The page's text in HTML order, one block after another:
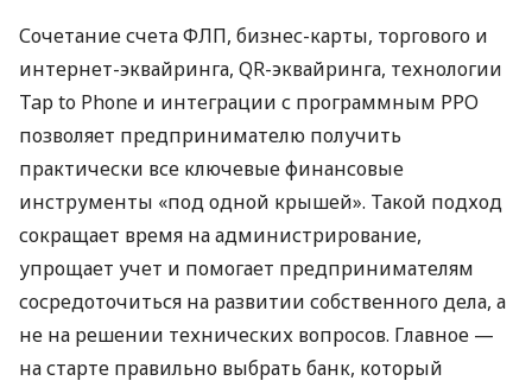
Сочетание счета ФЛП, бизнес-карты, торгового и
интернет-эквайринга, QR-эквайринга, технологии
Tap to Phone и интеграции с программным РРО
позволяет предпринимателю получить
практически все ключевые финансовые
инструменты «под одной крышей». Такой подход
сокращает время на администрирование,
упрощает учет и помогает предпринимателям
сосредоточиться на развитии собственного дела, а
не на решении технических вопросов. Главное —
на старте правильно выбрать банк, который